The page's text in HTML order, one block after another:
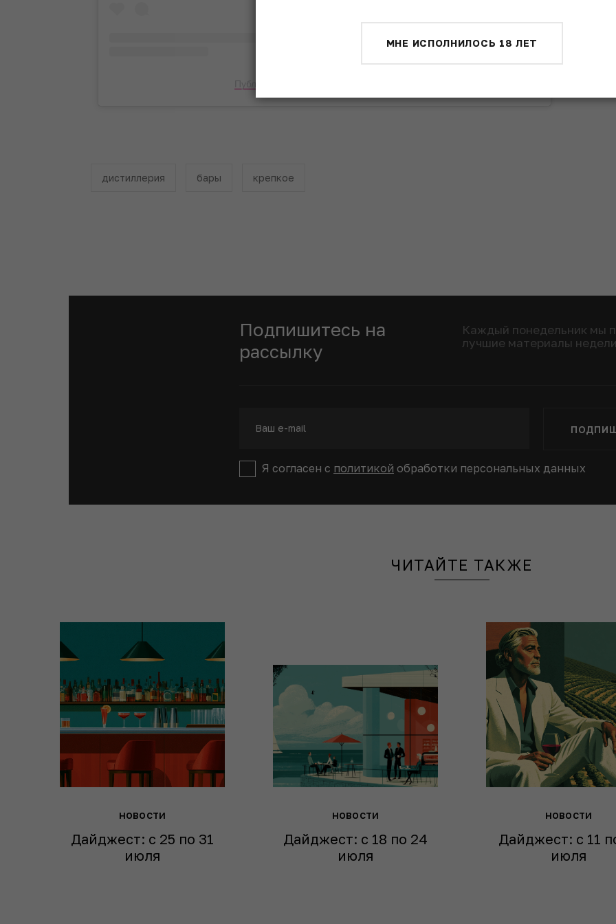
дистиллерия бары крепкое
Подпишитесь на
рассылку
Каждый понедельник мы
лучшие материалы недели
Я согласен с политикой обработки персональных данных
ЧИТАЙТЕ ТАКЖЕ
новости
Дайджест: с 25 по 31
июля
новости
Дайджест: с 18 по 24
июля
новости
Дайджест: с 11
июля
МНЕ ИСПОЛНИЛОСЬ 18 ЛЕТ